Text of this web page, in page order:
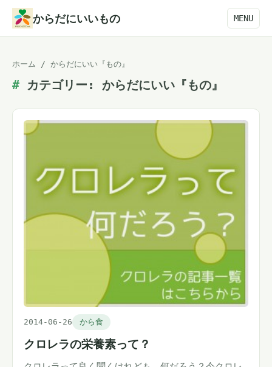
からだにいいもの MENU
ホーム / からだにいい『もの』
カテゴリー: からだにいい『もの』
2014-06-26 から食
クロレラの栄養素って？